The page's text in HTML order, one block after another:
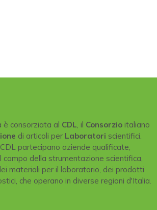
è consorziata al CDL , il Consorzioitaliano
di articoli per Laboratori scientifici.
partecipano aziende qualificate,
campo della strumentazione scientifica,
materiali per il laboratorio, dei prodotti
che operano in diverse regioni d'Italia.